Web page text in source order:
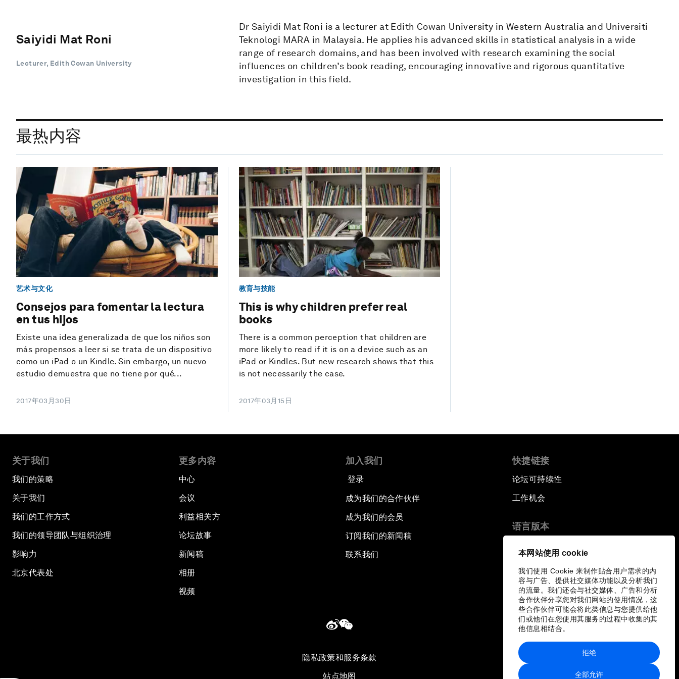
本网站使用 cookie
我们使用 Cookie 来制作贴合用户需求的内
容与广告、提供社交媒体功能以及分析我们
的流量。我们还会与社交媒体、广告和分析
合作伙伴分享您对我们网站的使用情况，这
些合作伙伴可能会将此类信息与您提供给他
们或他们在您使用其服务的过程中收集的其
他信息相结合。
全部允许
拒绝
Saiyidi Mat Roni
Lecturer, Edith Cowan University
Dr Saiyidi Mat Roni is a lecturer at Edith Cowan University in Western Australia and Universiti
Teknologi MARA in Malaysia. He applies his advanced skills in statistical analysis in a wide
range of research domains, and has been involved with research examining the social
influences on children’s book reading, encouraging innovative and rigorous quantitative
investigation in this field.
最热内容
艺术与文化
Consejos para fomentar la lectura
en tus hijos
Existe una idea generalizada de que los niños son
más propensos a leer si se trata de un dispositivo
como un iPad o un Kindle. Sin embargo, un nuevo
estudio demuestra que no tiene por qué...
2017年03月30日
教育与技能
This is why children prefer real
books
There is a common perception that children are
more likely to read if it is on a device such as an
iPad or Kindles. But new research shows that this
is not necessarily the case.
2017年03月15日
关于我们
我们的策略
关于我们
我们的工作方式
我们的领导团队与组织治理
影响力
北京代表处
更多内容
中心
会议
利益相关方
论坛故事
新闻稿
相册
视频
加入我们
登录
成为我们的合作伙伴
成为我们的会员
订阅我们的新闻稿
联系我们
快捷链接
论坛可持续性
工作机会
语言版本
隐私政策和服务条款
站点地图